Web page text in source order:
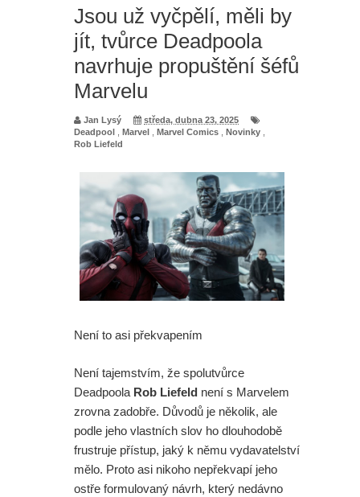
Liefeld
Jsou už vyčpělí, měli by jít,
tvůrce Deadpoola navrhuje propuštění šéfů
Marvelu
Jsou už vyčpělí, měli by
jít, tvůrce Deadpoola
navrhuje propuštění šéfů
Marvelu
Jan Lysý
středa, dubna 23, 2025
Deadpool
Marvel Marvel Comics Novinky
Rob Liefeld
Není to asi překvapením
Není tajemstvím, že spolutvůrce
Deadpoola Rob Liefeld není s Marvelem
zrovna zadobře. Důvodů je několik, ale
podle jeho vlastních slov ho dlouhodobě
frustruje přístup, jaký k němu vydavatelství
mělo. Proto asi nikoho nepřekvapí jeho
ostře formulovaný návrh, který nedávno